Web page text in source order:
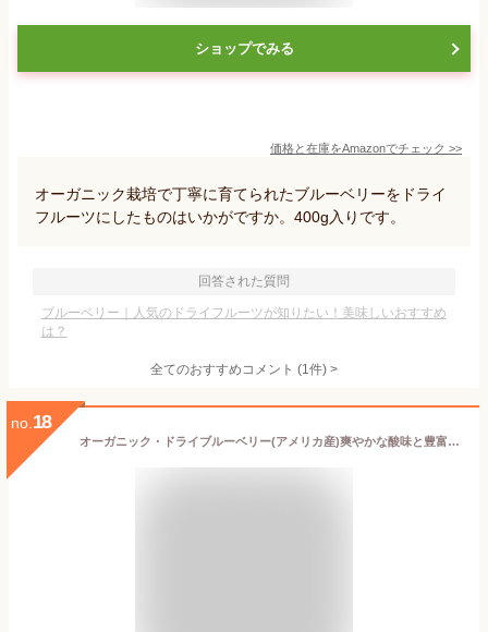
ショップでみる
価格と在庫をAmazonでチェック >>
オーガニック栽培で丁寧に育てられたブルーベリーをドライ
フルーツにしたものはいかがですか。400g入りです。
回答された質問
ブルーベリー｜人気のドライフルーツが知りたい！美味しいおすすめ
は？
全てのおすすめコメント (1件) >
no. 18
オーガニック・ドライブルーベリー(アメリカ産)爽やかな酸味と豊富なアントシアニンが特徴のブルーベリー。|ドライフルーツ 無添加 有機砂糖使用 有機ひまわり油使用 オーガニック 有機JAS認定 Natural dry blueberry dryfruit